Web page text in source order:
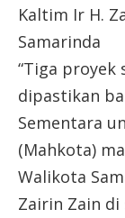
Kaltim Ir H.
Samarinda
“Tiga
dipastikan
Sementara
(Mahkota)
Walikota
Zairin Zain di